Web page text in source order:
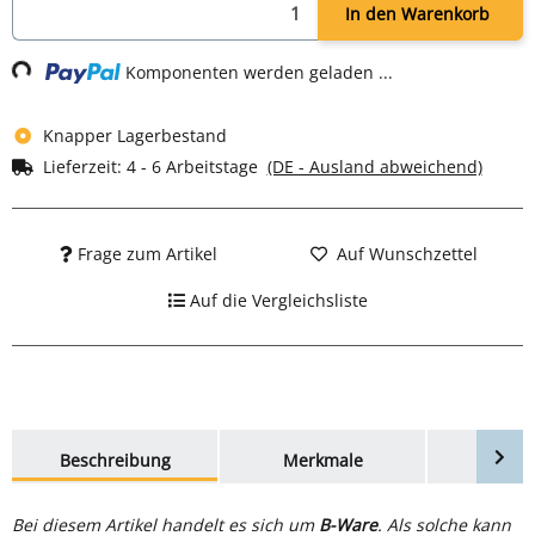
In den Warenkorb
Loading... Komponenten werden geladen ...
Knapper Lagerbestand
Lieferzeit: 4 - 6 Arbeitstage (DE - Ausland abweichend)
Frage zum Artikel Auf Wunschzettel
Auf die Vergleichsliste
Beschreibung
Merkmale
Bei diesem Artikel handelt es sich um B-Ware. Als solche kann